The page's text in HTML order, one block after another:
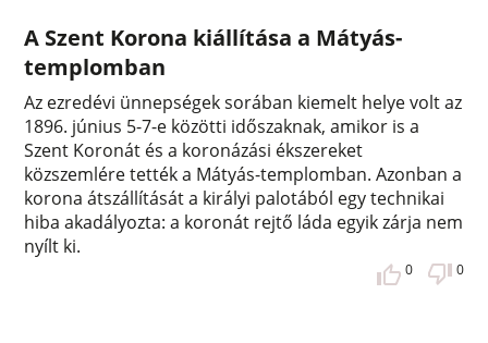
A Szent Korona kiállítása a Mátyás-
templomban
Az ezredévi ünnepségek sorában kiemelt helye volt az
1896. június 5-7-e közötti időszaknak, amikor is a
Szent Koronát és a koronázási ékszereket
közszemlére tették a Mátyás-templomban. Azonban a
korona átszállítását a királyi palotából egy technikai
hiba akadályozta: a koronát rejtő láda egyik zárja nem
nyílt ki.
0 0